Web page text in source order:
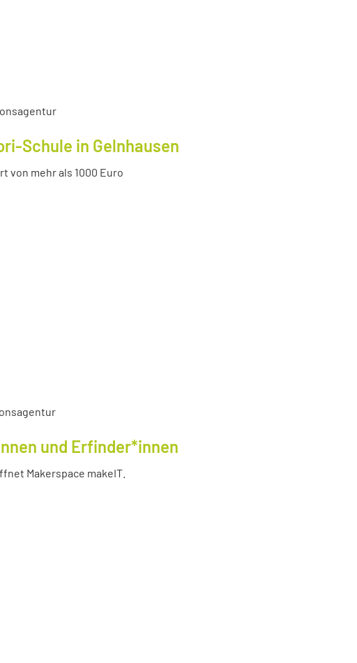
Schule in Gelnhausen
von mehr als 1000 Euro
und Erfinder*innen
Makerspace makeIT.